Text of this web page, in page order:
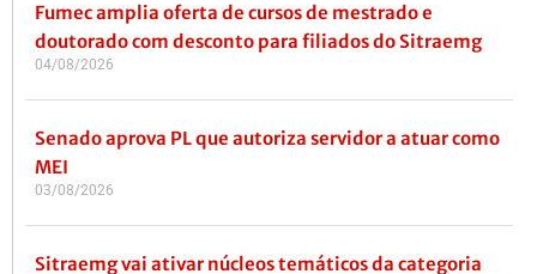
Fumec amplia oferta de cursos de mestrado e
doutorado com desconto para filiados do Sitraemg
04/08/2026
Senado aprova PL que autoriza servidor a atuar como
MEI
03/08/2026
Sitraemg vai ativar núcleos temáticos da categoria